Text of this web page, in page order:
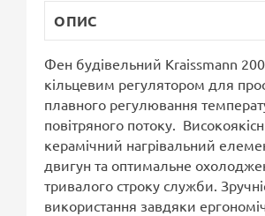
ОПИС
Фен будівельний Kraissmann
кільцевим регулятором для
плавного регулювання
повітряного потоку.
керамічний нагрівальний
двигун та оптимальне
тривалого строку служби.
використання завдяки